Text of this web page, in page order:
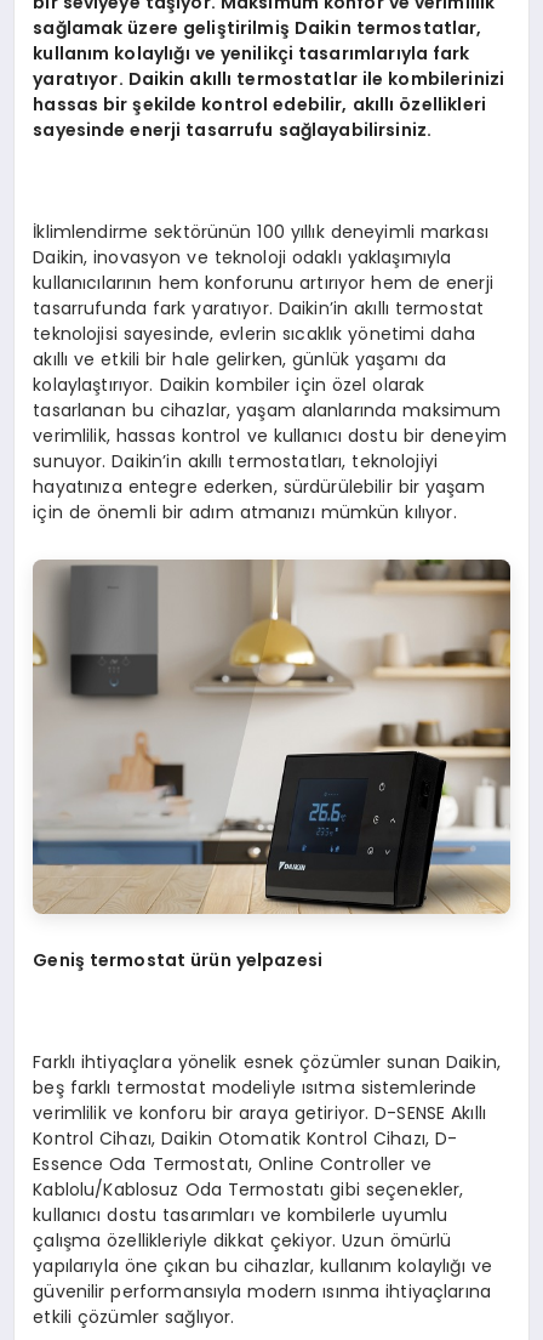
sağlamak üzere geliştirilmiş Daikin termostatlar,
kullanım kolaylığı ve yenilikçi tasarımlarıyla fark
yaratıyor. Daikin akıllı termostatlar ile kombilerinizi
hassas bir şekilde kontrol edebilir, akıllı özellikleri
sayesinde enerji tasarrufu sağlayabilirsiniz.
İklimlendirme sektörünün 100 yıllık deneyimli markası
Daikin, inovasyon ve teknoloji odaklı yaklaşımıyla
kullanıcılarının hem konforunu artırıyor hem de enerji
tasarrufunda fark yaratıyor. Daikin’in akıllı termostat
teknolojisi sayesinde, evlerin sıcaklık yönetimi daha
akıllı ve etkili bir hale gelirken, günlük yaşamı da
kolaylaştırıyor. Daikin kombiler için özel olarak
tasarlanan bu cihazlar, yaşam alanlarında maksimum
verimlilik, hassas kontrol ve kullanıcı dostu bir deneyim
sunuyor. Daikin’in akıllı termostatları, teknolojiyi
hayatınıza entegre ederken, sürdürülebilir bir yaşam
için de önemli bir adım atmanızı mümkün kılıyor.
Geniş termostat ürün yelpazesi
Farklı ihtiyaçlara yönelik esnek çözümler sunan Daikin,
beş farklı termostat modeliyle ısıtma sistemlerinde
verimlilik ve konforu bir araya getiriyor. D-SENSE Akıllı
Kontrol Cihazı, Daikin Otomatik Kontrol Cihazı, D-
Essence Oda Termostatı, Online Controller ve
Kablolu/Kablosuz Oda Termostatı gibi seçenekler,
kullanıcı dostu tasarımları ve kombilerle uyumlu
çalışma özellikleriyle dikkat çekiyor. Uzun ömürlü
yapılarıyla öne çıkan bu cihazlar, kullanım kolaylığı ve
güvenilir performansıyla modern ısınma ihtiyaçlarına
etkili çözümler sağlıyor.